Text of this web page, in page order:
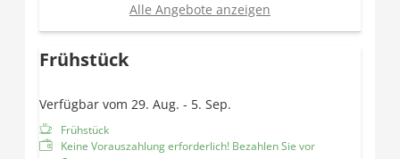
Alle Angebote anzeigen
Frühstück
Verfügbar vom 29. Aug. - 5. Sep.
Frühstück
Keine Vorauszahlung erforderlich! Bezahlen Sie vor